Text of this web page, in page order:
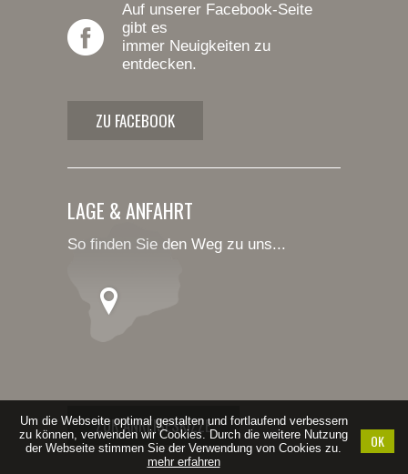
Auf unserer Facebook-Seite
gibt es
immer Neuigkeiten zu
entdecken.
ZU FACEBOOK
LAGE & ANFAHRT
So finden Sie den Weg zu uns...
ZUR ANREISESKIZZE
Um die Webseite optimal gestalten und fortlaufend verbessern
zu können, verwenden wir Cookies. Durch die weitere Nutzung
der Webseite stimmen Sie der Verwendung von Cookies zu.
mehr erfahren
OK